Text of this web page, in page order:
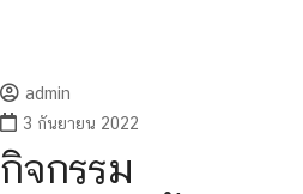
admin
3 กันยายน 2022
กิจกรรม